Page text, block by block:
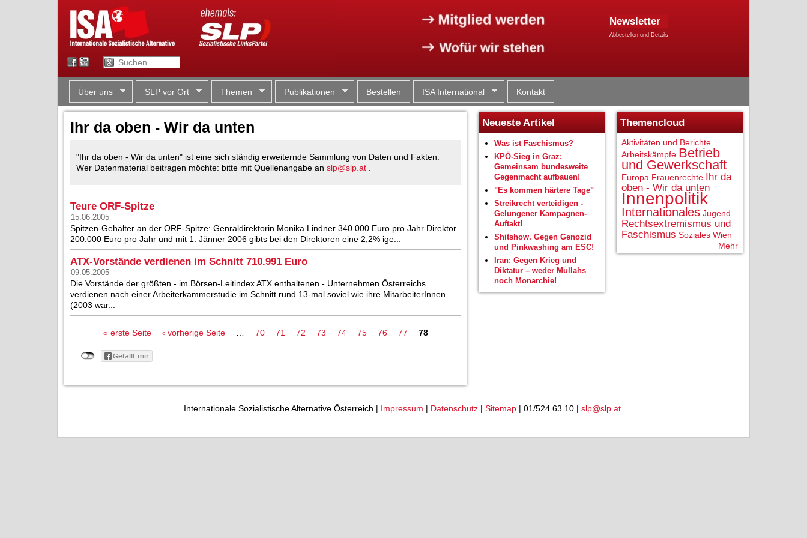
Newsletter
Abbestellen und Details
Über uns SLP vor Ort Themen Publikationen Bestellen ISA International Kontakt
Ihr da oben - Wir da unten
"Ihr da oben - Wir da unten" ist eine sich ständig erweiternde Sammlung von Daten und Fakten.
Wer Datenmaterial beitragen möchte: bitte mit Quellenangabe an slp@slp.at .
Teure ORF-Spitze
15.06.2005
Spitzen-Gehälter an der ORF-Spitze: Genraldirektorin Monika Lindner 340.000 Euro pro Jahr Direktor
200.000 Euro pro Jahr und mit 1. Jänner 2006 gibts bei den Direktoren eine 2,2% ige...
ATX-Vorstände verdienen im Schnitt 710.991 Euro
09.05.2005
Die Vorstände der größten - im Börsen-Leitindex ATX enthaltenen - Unternehmen Österreichs
verdienen nach einer Arbeiterkammerstudie im Schnitt rund 13-mal soviel wie ihre MitarbeiterInnen
(2003 war...
« erste Seite ‹ vorherige Seite 70 71 72 73 74 75 76 77 78
Neueste Artikel
Was ist Faschismus?
KPÖ-Sieg in Graz:
Gemeinsam bundesweite
Gegenmacht aufbauen!
"Es kommen härtere Tage"
Streikrecht verteidigen -
Gelungener Kampagnen-
Auftakt!
Shitshow. Gegen Genozid
und Pinkwashing am ESC!
Iran: Gegen Krieg und
Diktatur – weder Mullahs
noch Monarchie!
Themencloud
Aktivitäten und Berichte
Arbeitskämpfe Betrieb
und Gewerkschaft
Europa Frauenrechte Ihr da
oben - Wir da unten
Innenpolitik
Internationales Jugend
Rechtsextremismus und
Faschismus Soziales Wien
Mehr
Internationale Sozialistische Alternative Österreich | Impressum | Datenschutz | Sitemap | 01/524 63 10 | slp@slp.at